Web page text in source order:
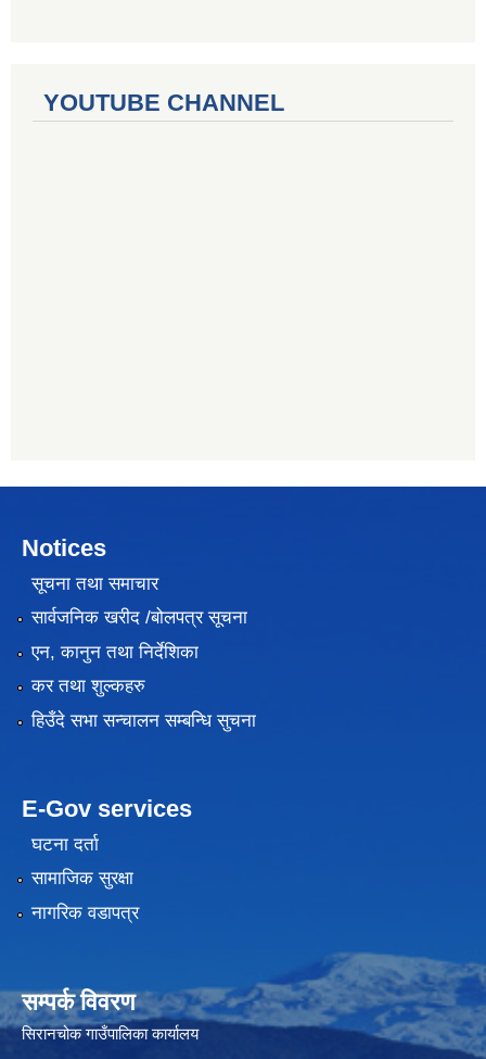
YOUTUBE CHANNEL
Notices
सूचना तथा समाचार
सार्वजनिक खरीद /बोलपत्र सूचना
एन, कानुन तथा निर्देशिका
कर तथा शुल्कहरु
हिउँदे सभा सन्चालन सम्बन्धि सुचना
E-Gov services
घटना दर्ता
सामाजिक सुरक्षा
नागरिक वडापत्र
सम्पर्क विवरण
सिरानचोक गाउँपालिका कार्यालय